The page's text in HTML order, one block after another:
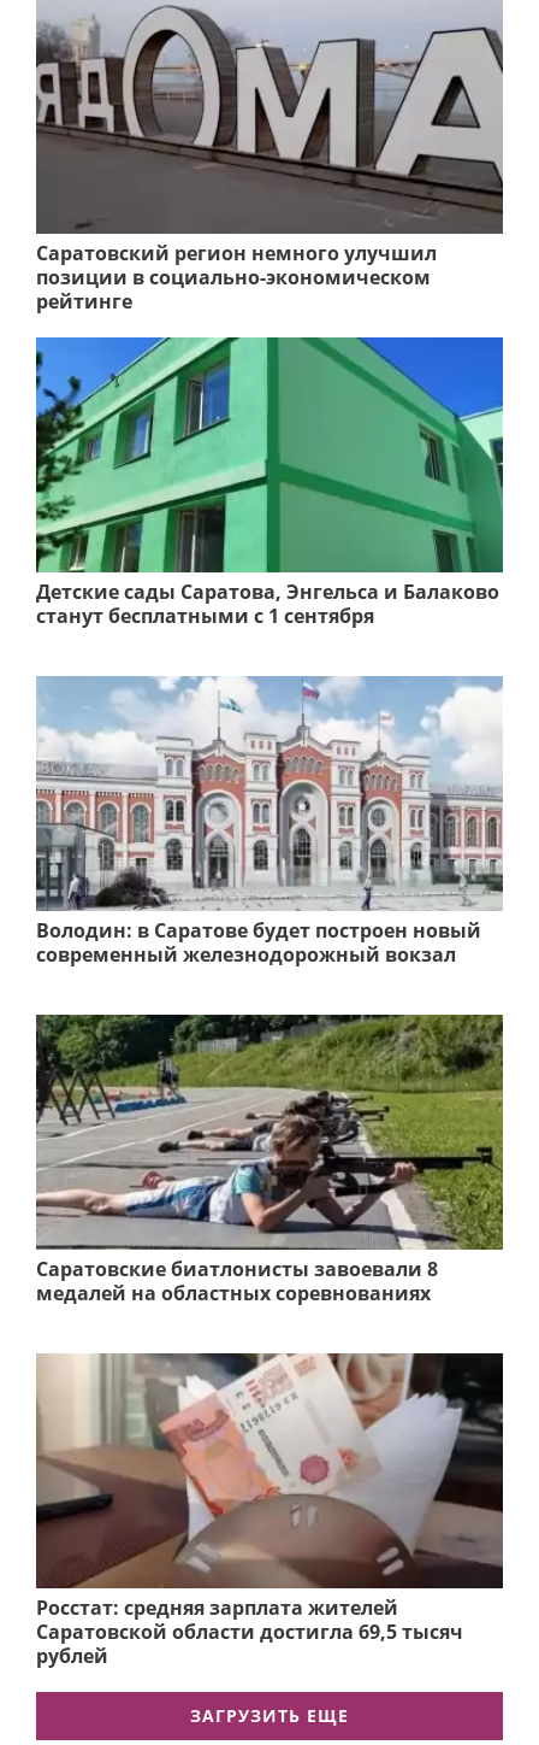
Саратовский регион немного улучшил
позиции в социально-экономическом
рейтинге
Детские сады Саратова, Энгельса и Балаково
станут бесплатными с 1 сентября
Володин: в Саратове будет построен новый
современный железнодорожный вокзал
Саратовские биатлонисты завоевали 8
медалей на областных соревнованиях
Росстат: средняя зарплата жителей
Саратовской области достигла 69,5 тысяч
рублей
ЗАГРУЗИТЬ ЕЩЕ